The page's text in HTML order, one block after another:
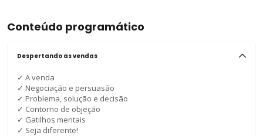
Conteúdo programático
Despertando as vendas
✓ A venda
✓ Negociação e persuasão
✓ Problema, solução e decisão
✓ Contorno de objeção
✓ Gatilhos mentais
✓ Seja diferente!